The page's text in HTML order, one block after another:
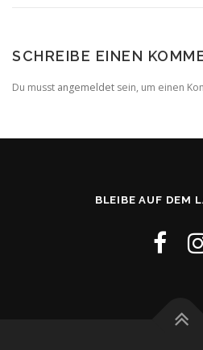
SCHREIBE EINEN
Du musst angemeldet sein, um einen
BLEIBE AUF DEM